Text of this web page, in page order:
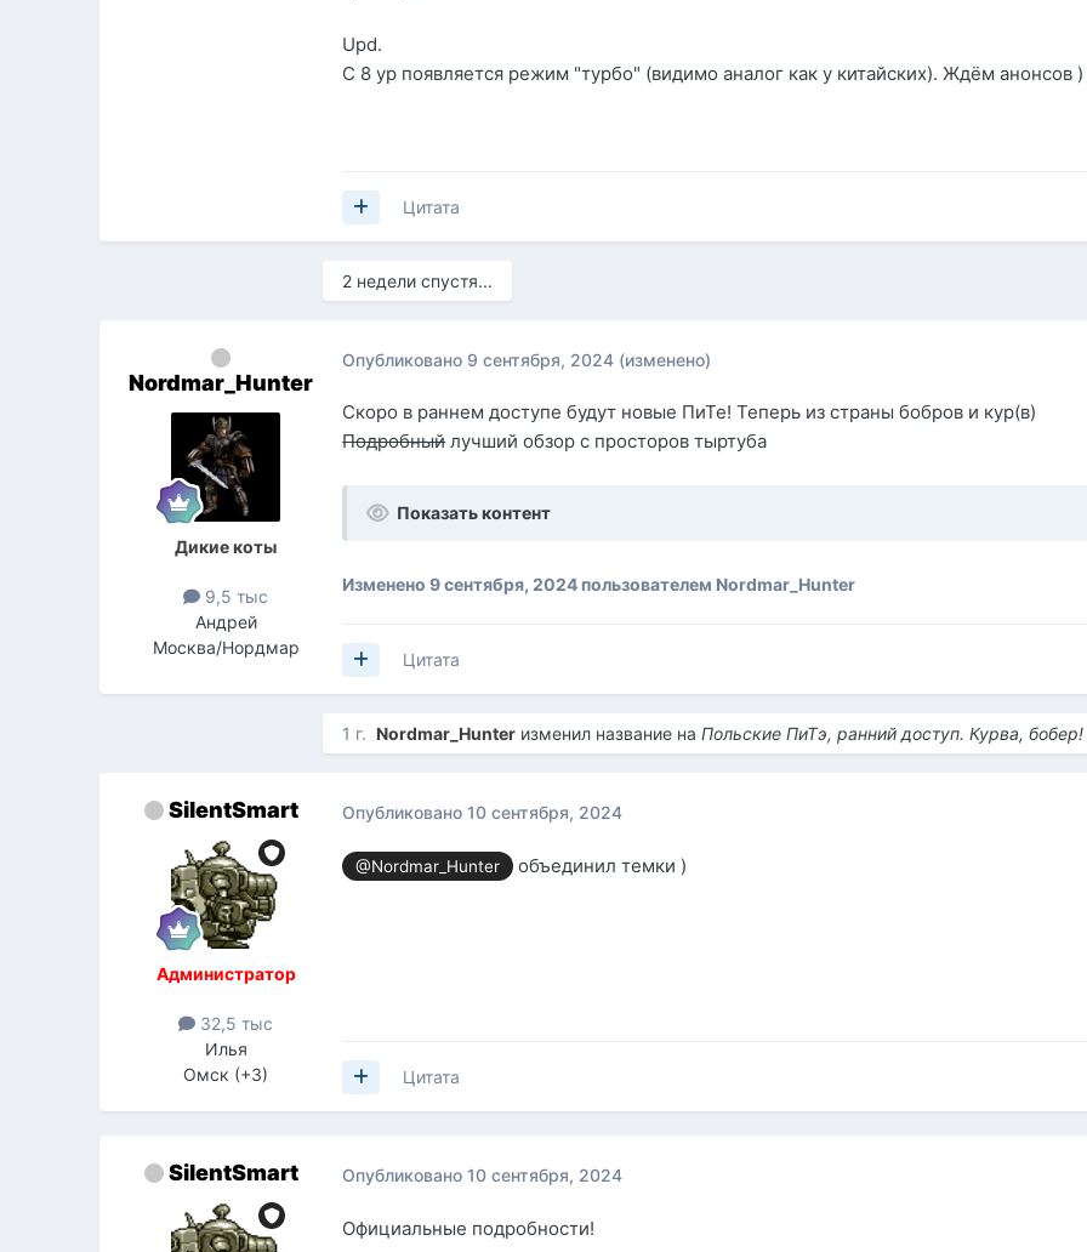
Upd.
С 8 ур появляется режим "турбо" (видимо аналог как у китайских). Ждём анонсов )
Цитата
2 недели спустя...
Nordmar_Hunter
Дикие коты
9,5 тыс
Андрей
Москва/Нордмар
Опубликовано 9 сентября, 2024 (изменено)
Скоро в раннем доступе будут новые ПиТе! Теперь из страны бобров и кур(в)
Подробныйлучший обзор с просторов тыртуба
Показать контент
Изменено9 сентября, 2024 пользователем Nordmar_Hunter
Цитата
1 г. Nordmar_Hunter изменил название наПольские ПиТэ, ранний доступ. Курва, бобер!
SilentSmart
Администратор
32,5 тыс
Илья
Омск (+3)
Опубликовано10 сентября, 2024
@Nordmar_Hunter объединил темки )
Цитата
SilentSmart Опубликовано10 сентября, 2024
Официальные подробности!